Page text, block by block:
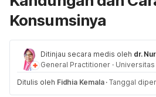
Konsumsinya
Ditinjau secara medis oleh dr.
General Practitioner · Universitas
Ditulis oleh Fidhia Kemala · Tanggal